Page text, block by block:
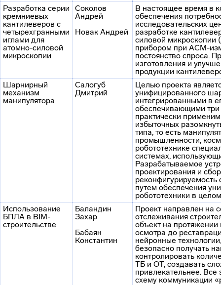
Разработка серии
кремниевых
кантилеверов с
четырехгранными
иглами для
атомно-силовой
микроскопии
Соколов
Андрей
Новак Андрей
В настоящее время в
обеспечения
исследовательских
разработке
силовой микроскопии
прибором при АСМ-
постоянство спроса.
изготовления и
продукции
Шарнирный
механизм
манипулятора
Салогуб
Дмитрий
Целью проекта
унифицированного
интегрированными в
обеспечивающими три
практически
избыточных
типа, то есть
промышленности,
робототехнике
системах,
Разрабатываемое
проектирования и
реконфигурируемость
путем обеспечения
робототехники в
Использование
БПЛА в BIM-
строительстве
Баландин
Захар
Бабаян
Константин
Проект направлен на
отслеживания
объект на протяжении
осмотра до
нейронные
безопасно получать
контролировать
ТБ и ОТ, создавать
привлекательнее. Все
схему коммуникации